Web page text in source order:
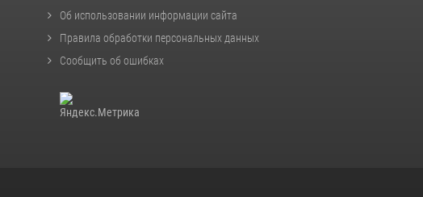
Об использовании информации сайта
Правила обработки персональных данных
Сообщить об ошибках